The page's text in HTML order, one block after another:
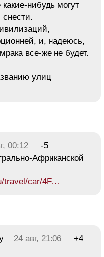
нибудь могут
и, надеюсь,
все-же не будет.
улиц
00:12
-5
Африканской
travel/car/4F…
24 авг, 21:06 +4